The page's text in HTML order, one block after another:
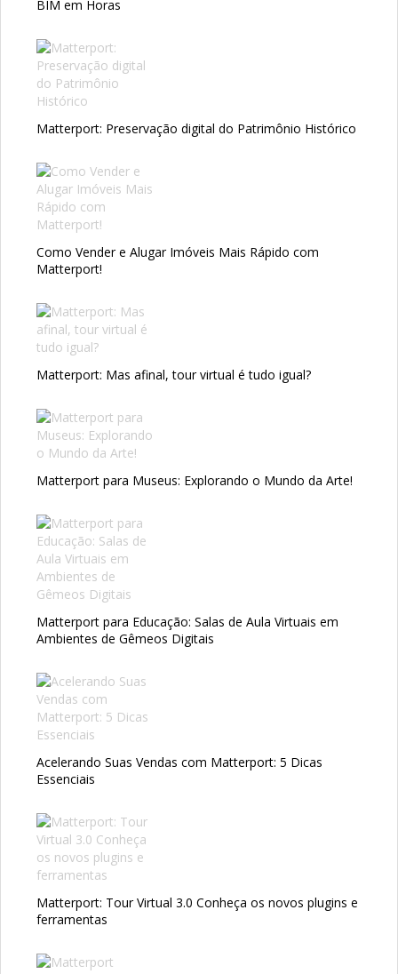
BIM em Horas
Matterport: Preservação digital do Patrimônio Histórico
Como Vender e Alugar Imóveis Mais Rápido com
Matterport!
Matterport: Mas afinal, tour virtual é tudo igual?
Matterport para Museus: Explorando o Mundo da Arte!
Matterport para Educação: Salas de Aula Virtuais em
Ambientes de Gêmeos Digitais
Acelerando Suas Vendas com Matterport: 5 Dicas
Essenciais
Matterport: Tour Virtual 3.0 Conheça os novos plugins e
ferramentas